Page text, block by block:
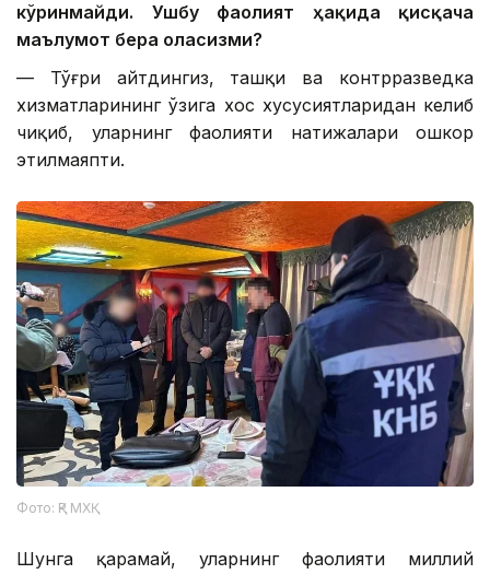
кўринмайди. Ушбу фаолият ҳақида қисқача
маълумот бера оласизми?
— Тўғри айтдингиз, ташқи ва контрразведка
хизматларининг ўзига хос хусусиятларидан келиб
чиқиб, уларнинг фаолияти натижалари ошкор
этилмаяпти.
Фото: ҚР МХҚ
Шунга қарамай, уларнинг фаолияти миллий